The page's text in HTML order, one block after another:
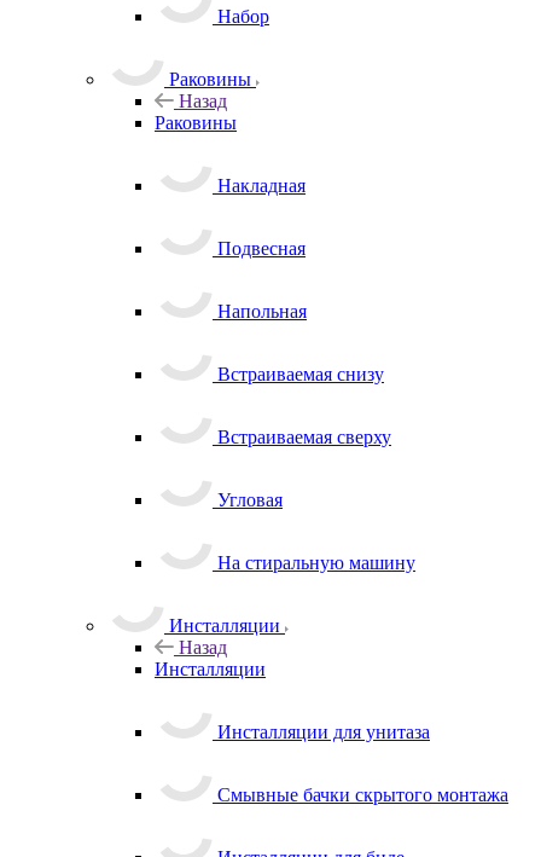
Набор
Раковины
Назад
Раковины
Накладная
Подвесная
Напольная
Встраиваемая снизу
Встраиваемая сверху
Угловая
На стиральную машину
Инсталляции
Назад
Инсталляции
Инсталляции для унитаза
Смывные бачки скрытого монтажа